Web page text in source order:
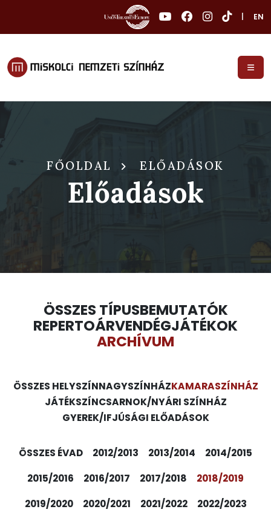
EN
FŐOLDAL ELŐADÁSOK
Előadások
ÖSSZES TÍPUSBEMUTATÓK
REPERTOÁRVENDÉGJÁTÉKOK
ARCHÍVUM
ÖSSZES HELYSZÍNNAGYSZÍNHÁZKAMARASZÍNHÁZ
JÁTÉKSZÍNCSARNOK/NYÁRI SZÍNHÁZ
GYEREK/IFJÚSÁGI ELŐADÁSOK
ÖSSZES ÉVAD 2012/2013 2013/2014
2014/2015
2015/2016
2016/2017 2017/2018
2018/2019
2019/2020
2020/2021 2021/2022
2022/2023